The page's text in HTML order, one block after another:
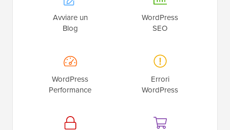
Avviare un
Blog
WordPress
SEO
WordPress
Performance
Errori
WordPress